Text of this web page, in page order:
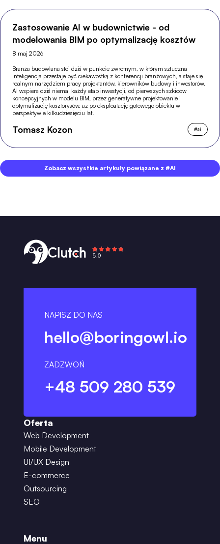
Zastosowanie AI w budownictwie - od
modelowania BIM po optymalizację kosztów
8 maj 2026
Branża budowlana stoi dziś w punkcie zwrotnym, w którym sztuczna
inteligencja przestaje być ciekawostką z konferencji branżowych, a staje się
realnym narzędziem pracy projektantów, kierowników budowy i inwestorów.
AI wspiera dziś niemal każdy etap inwestycji, od pierwszych szkiców
koncepcyjnych w modelu BIM, przez generatywne projektowanie i
optymalizację kosztorysów, aż po eksploatację gotowego obiektu w
perspektywie kilkudziesięciu lat.
Tomasz Kozon #ai
Zobacz wszystkie artykuły powiązane z #AI
NAPISZ DO NAS
hello@boringowl.io
ZADZWOŃ
+48 509 280 539
Oferta
Web Development
Mobile Development
UI/UX Design
E-commerce
Outsourcing
SEO
Menu